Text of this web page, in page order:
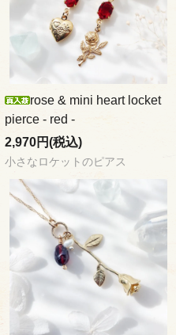
rose & mini heart locket
pierce - red -
2,970円(税込)
小さなロケットのピアス